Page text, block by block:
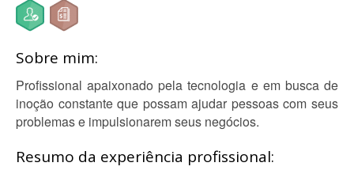
Sobre mim:
Profissional apaixonado pela tecnologia e em busca de
inoção constante que possam ajudar pessoas com seus
problemas e impulsionarem seus negócios.
Resumo da experiência profissional: